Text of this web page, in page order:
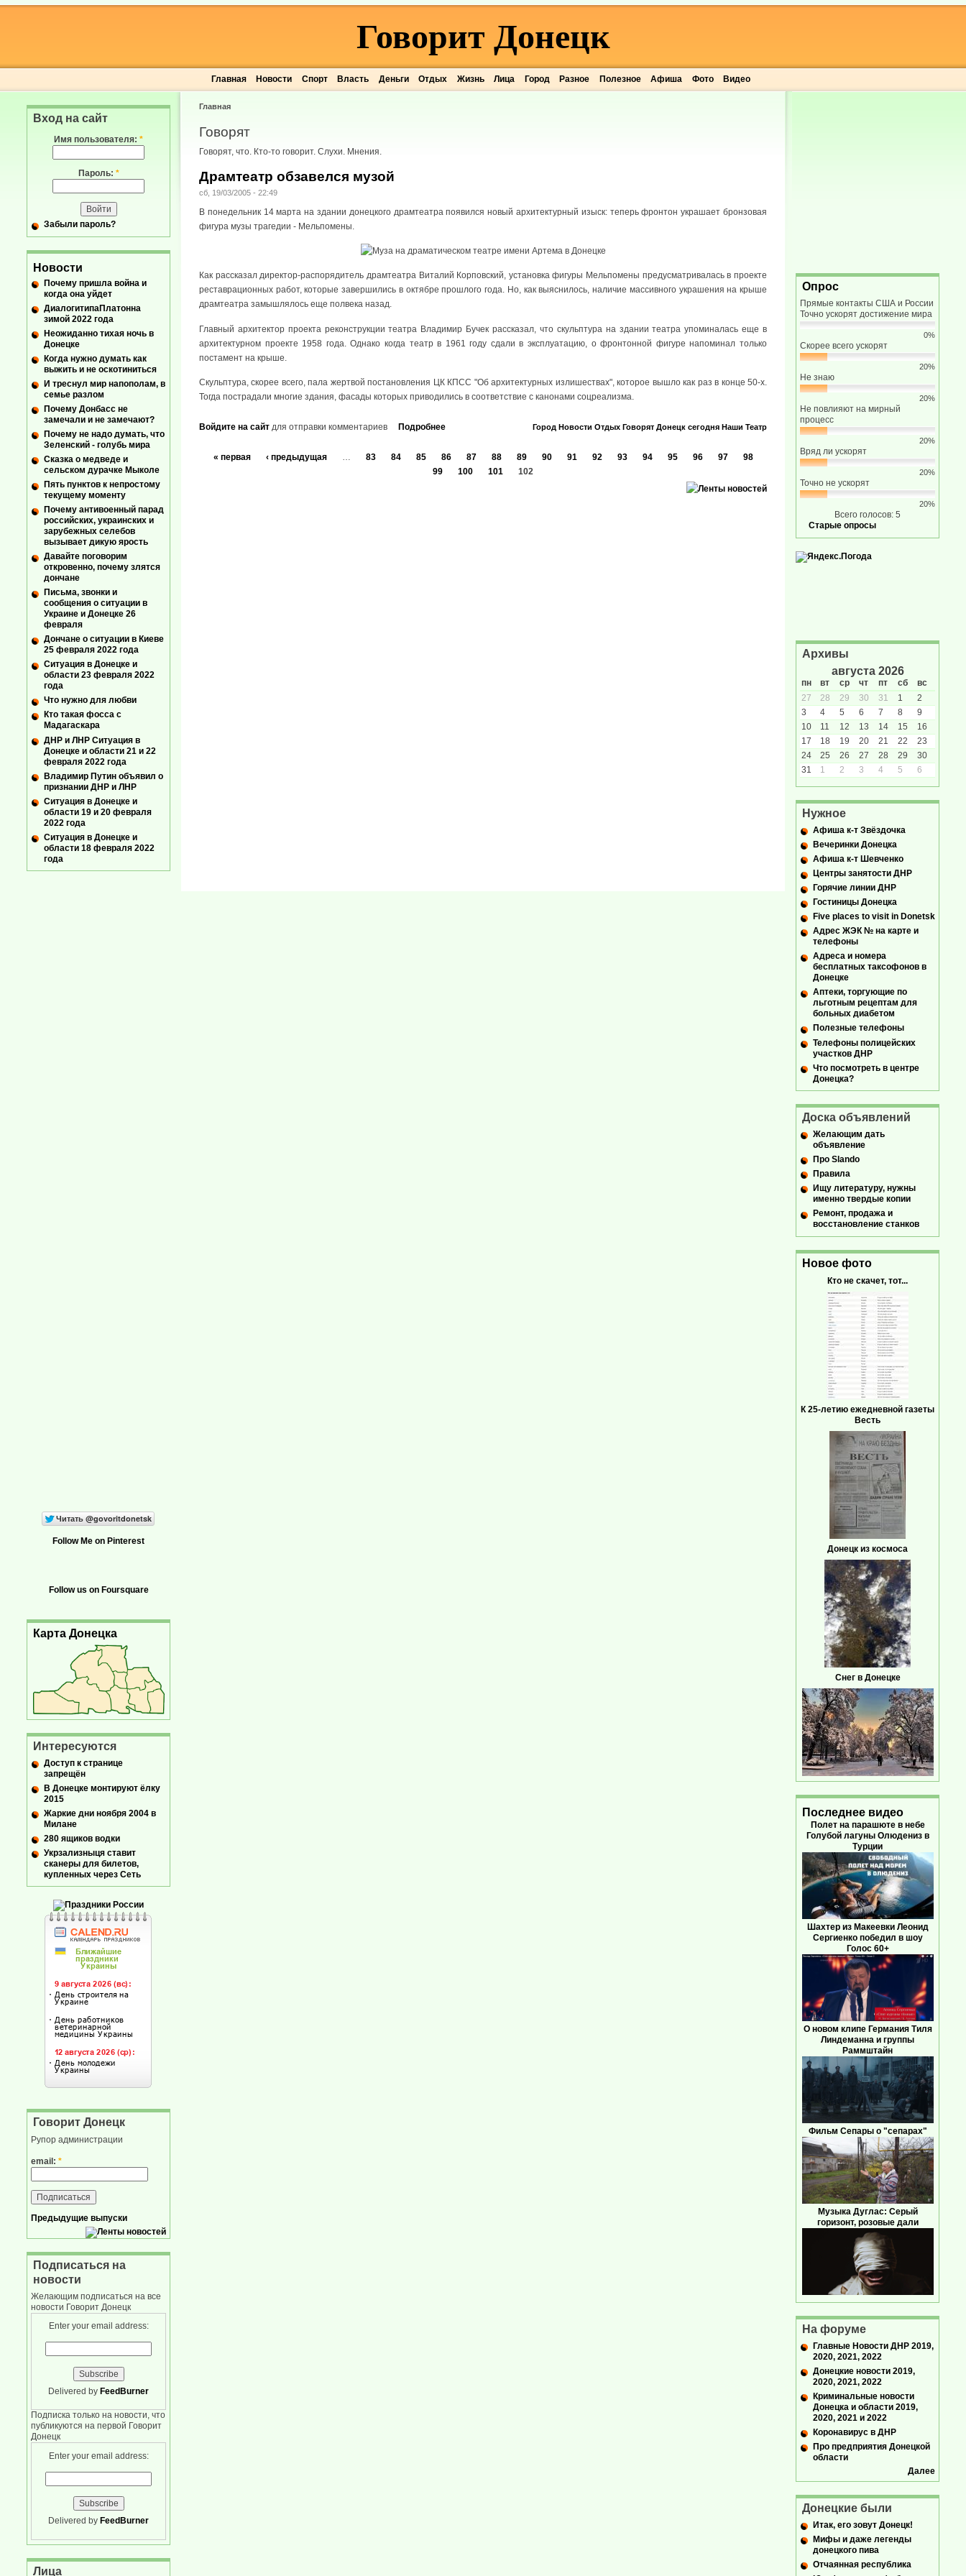
Главная Новости Спорт Власть Деньги Отдых Жизнь Лица Город Разное Полезное Афиша Фото Видео
Говорит Донецк
Главная
Говорят
Говорят, что. Кто-то говорит. Слухи. Мнения.
Драмтеатр обзавелся музой
сб, 19/03/2005 - 22:49
В понедельник 14 марта на здании донецкого драмтеатра появился новый архитектурный изыск: теперь фронтон украшает бронзовая
фигура музы трагедии - Мельпомены.
Как рассказал директор-распорядитель драмтеатра Виталий Корповский, установка фигуры Мельпомены предусматривалась в проекте
реставрационных работ, которые завершились в октябре прошлого года. Но, как выяснилось, наличие массивного украшения на крыше
драмтеатра замышлялось еще полвека назад.
Главный архитектор проекта реконструкции театра Владимир Бучек рассказал, что скульптура на здании театра упоминалась еще в
архитектурном проекте 1958 года. Однако когда театр в 1961 году сдали в эксплуатацию, о фронтонной фигуре напоминал только
постамент на крыше.
Скульптура, скорее всего, пала жертвой постановления ЦК КПСС "Об архитектурных излишествах", которое вышло как раз в конце 50-х.
Тогда пострадали многие здания, фасады которых приводились в соответствие с канонами соцреализма.
Город Новости Отдых Говорят Донецк сегодня Наши Театр
Войдите на сайт для отправки комментариев Подробнее
« первая ‹ предыдущая … 83 84 85 86 87 88 89 90 91 92 93 94 95 96 97
98
99
100 101 102
Вход на сайт
Имя пользователя: *
Пароль: *
Забыли пароль?
Новости
Почему пришла война и
когда она уйдет
ДиалогитипаПлатонна
зимой 2022 года
Неожиданно тихая ночь в
Донецке
Когда нужно думать как
выжить и не оскотиниться
И треснул мир напополам, в
семье разлом
Почему Донбасс не
замечали и не замечают?
Почему не надо думать, что
Зеленский - голубь мира
Сказка о медведе и
сельском дурачке Мыколе
Пять пунктов к непростому
текущему моменту
Почему антивоенный парад
российских, украинских и
зарубежных селебов
вызывает дикую ярость
Давайте поговорим
откровенно, почему злятся
дончане
Письма, звонки и
сообщения о ситуации в
Украине и Донецке 26
февраля
Дончане о ситуации в Киеве
25 февраля 2022 года
Ситуация в Донецке и
области 23 февраля 2022
года
Что нужно для любви
Кто такая фосса с
Мадагаскара
ДНР и ЛНР Ситуация в
Донецке и области 21 и 22
февраля 2022 года
Владимир Путин объявил о
признании ДНР и ЛНР
Ситуация в Донецке и
области 19 и 20 февраля
2022 года
Ситуация в Донецке и
области 18 февраля 2022
года
Follow Me on Pinterest
Follow us on Foursquare
Карта Донецка
Интересуются
Доступ к странице
запрещён
В Донецке монтируют ёлку
2015
Жаркие дни ноября 2004 в
Милане
280 ящиков водки
Укрзализныця ставит
сканеры для билетов,
купленных через Сеть
Говорит Донецк
Рупор администрации
email: *
Предыдущие выпуски
Подписаться на
новости
Желающим подписаться на все
новости Говорит Донецк
Enter your email address:
Delivered by FeedBurner
Подписка только на новости, что
публикуются на первой Говорит
Донецк
Enter your email address:
Delivered by FeedBurner
Лица
Опрос
Прямые контакты США и России
Точно ускорят достижение мира
0%
Скорее всего ускорят
20%
Не знаю
20%
Не повлияют на мирный
процесс
20%
Вряд ли ускорят
20%
Точно не ускорят
20%
Всего голосов: 5
Старые опросы
Архивы
августа 2026
пн вт ср чт пт сб
вс
27
28 29 30 31 1
2
3
4 5 6 7 8
9
10
11 12 13 14 15
16
17
18 19 20 21 22
23
24
25 26 27 28 29
30
31
1 2 3 4 5 6
Нужное
Афиша к-т Звёздочка
Вечеринки Донецка
Афиша к-т Шевченко
Центры занятости ДНР
Горячие линии ДНР
Гостиницы Донецка
Five places to visit in Donetsk
Адрес ЖЭК № на карте и
телефоны
Адреса и номера
бесплатных таксофонов в
Донецке
Аптеки, торгующие по
льготным рецептам для
больных диабетом
Полезные телефоны
Телефоны полицейских
участков ДНР
Что посмотреть в центре
Донецка?
Доска объявлений
Желающим дать
объявление
Про Slando
Правила
Ищу литературу, нужны
именно твердые копии
Ремонт, продажа и
восстановление станков
Новое фото
Кто не скачет, тот...
К 25-летию ежедневной газеты
Весть
Донецк из космоса
Снег в Донецке
Последнее видео
Полет на парашюте в небе
Голубой лагуны Олюдениз в
Турции
Шахтер из Макеевки Леонид
Сергиенко победил в шоу
Голос 60+
О новом клипе Германия Тиля
Линдеманна и группы
Раммштайн
Фильм Сепары о "сепарах"
Музыка Дуглас: Серый
горизонт, розовые дали
На форуме
Главные Новости ДНР 2019,
2020, 2021, 2022
Донецкие новости 2019,
2020, 2021, 2022
Криминальные новости
Донецка и области 2019,
2020, 2021 и 2022
Коронавирус в ДНР
Про предприятия Донецкой
области
Далее
Донецкие были
Итак, его зовут Донецк!
Мифы и даже легенды
донецкого пива
Отчаянная республика